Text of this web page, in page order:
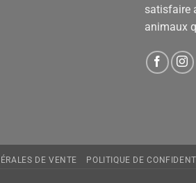
satisfaire
animaux
DE VENTE POLITIQUE DE